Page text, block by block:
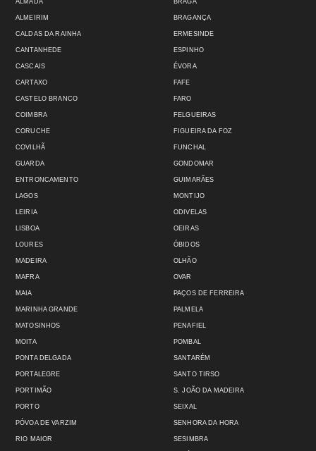
ALMADA
ALMEIRIM
BRAGA
BRAGANÇA
CALDAS DA RAINHA
CANTANHEDE
CASCAIS
CARTAXO
CASTELO BRANCO
COIMBRA
CORUCHE
COVILHÃ
GUARDA
ENTRONCAMENTO
ERMESINDE
ESPINHO
ÉVORA
FAFE
FARO
FELGUEIRAS
FIGUEIRA DA FOZ
FUNCHAL
GONDOMAR
GUIMARÃES
LAGOS
LEIRIA
LISBOA
LOURES
MADEIRA
MAFRA
MAIA
MARINHA GRANDE
MATOSINHOS
MOITA
MONTIJO
ODIVELAS
OEIRAS
ÓBIDOS
OLHÃO
OVAR
PAÇOS DE FERREIRA
PALMELA
PENAFIEL
POMBAL
PONTA DELGADA
PORTALEGRE
PORTIMÃO
PORTO
PÓVOA DE VARZIM
RIO MAIOR
SANTARÉM
SANTO TIRSO
S. JOÃO DA MADEIRA
SEIXAL
SENHORA DA HORA
SESIMBRA